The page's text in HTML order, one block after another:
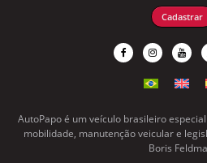
Cadastrar
AutoPapo é um veículo brasileiro
mobilidade, manutenção veicular e
Boris